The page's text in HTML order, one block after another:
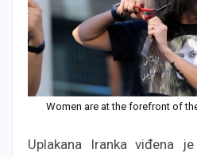
Women are at the forefront of
Uplakana Iranka viđena